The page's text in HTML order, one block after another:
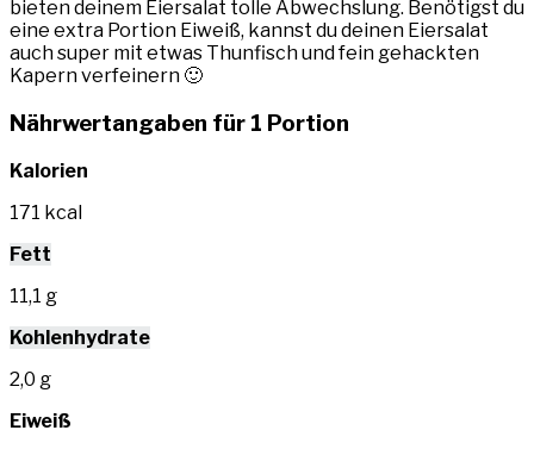
bieten deinem Eiersalat tolle Abwechslung. Benötigst du
eine extra Portion Eiweiß, kannst du deinen Eiersalat
auch super mit etwas Thunfisch und fein gehackten
Kapern verfeinern 🙂
Nährwertangaben für 1 Portion
Kalorien
171 kcal
Fett
11,1 g
Kohlenhydrate
2,0 g
Eiweiß